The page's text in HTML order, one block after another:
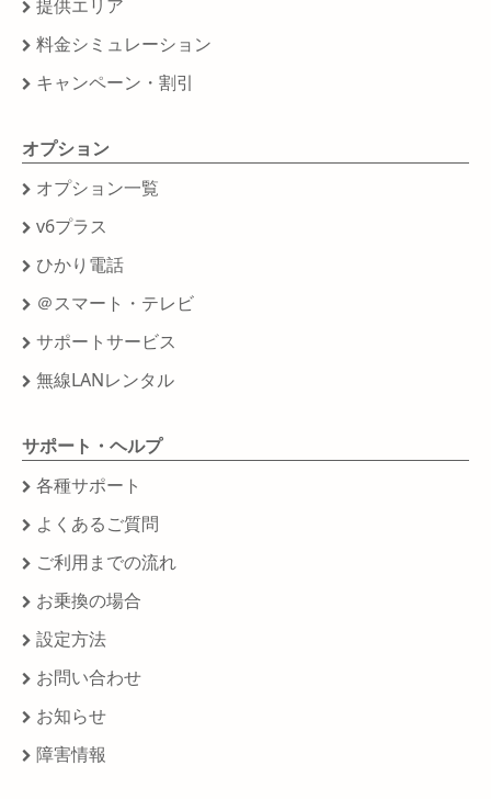
提供エリア
料金シミュレーション
キャンペーン・割引
オプション
オプション一覧
v6プラス
ひかり電話
＠スマート・テレビ
サポートサービス
無線LANレンタル
サポート・ヘルプ
各種サポート
よくあるご質問
ご利用までの流れ
お乗換の場合
設定方法
お問い合わせ
お知らせ
障害情報